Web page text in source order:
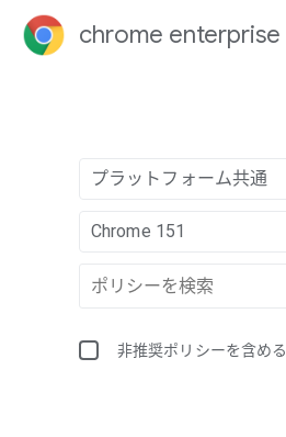
chrome enterprise
プラットフォーム共通
Chrome 151
非推奨ポリシーを含める